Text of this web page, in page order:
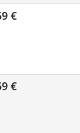
€
€